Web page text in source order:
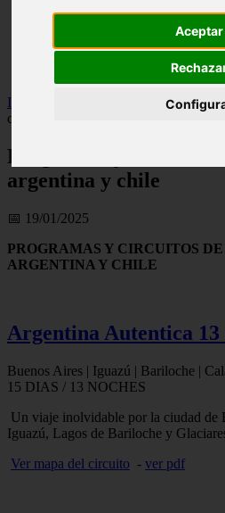
Aceptar
san
Inicio
Programas y
chile
Programas y circuitos
argentina y chile
📅 19/01/2025
PROGRAMAS Y CIRCUITOS
ARGENTINA Y CHILE
Argentina Autentica 13
Buenos Aires | Iguazú | Bariloche |
15 DIAS / 13 NOCHES
Un viaje inolvidable por la ciudad de
Iguazú, Lagos de Bariloche y
Ver mapa del circuito - ver pdf